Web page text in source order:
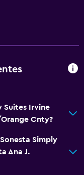
aplicar cargos
Suites Irvine
Cnty?
Simply
Ana J.